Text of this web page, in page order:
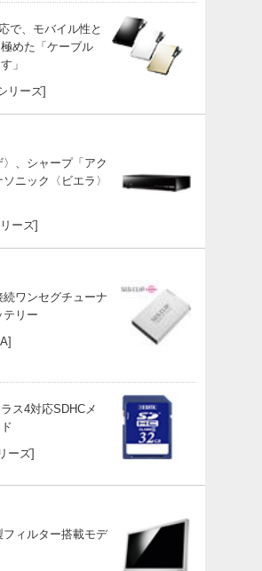
で、モバイル性と
めた「ケーブル
」
リーズ]
、シャープ「アク
ニック〈ビエラ〉
ーズ]
続ワンセグチューナ
テリー
ス4対応SDHCメ
ーズ]
フィルター搭載モデ